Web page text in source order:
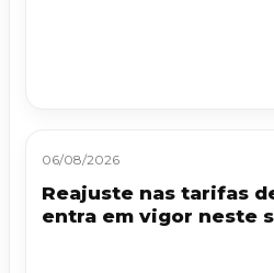
06/08/2026
Reajuste nas tarifas
entra em vigor neste